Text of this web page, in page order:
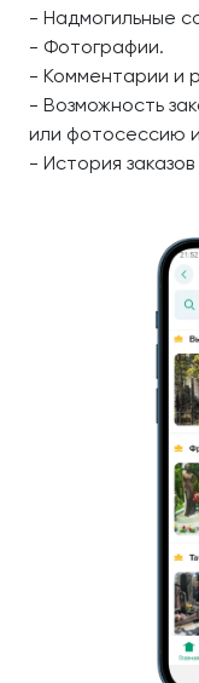
- Надмогильные
- Фотографии.
- Комментарии и
- Возможность
или фотосессию
- История